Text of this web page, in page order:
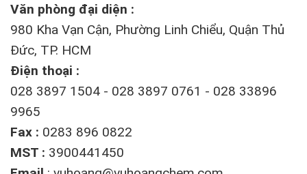
Văn phòng đại diện :
980 Kha Vạn Cận, Phường Linh Chiểu, Quận Thủ
Đức, TP. HCM
Điện thoại :
028 3897 1504 - 028 3897 0761 - 028 33896
9965
Fax : 0283 896 0822
MST : 3900441450